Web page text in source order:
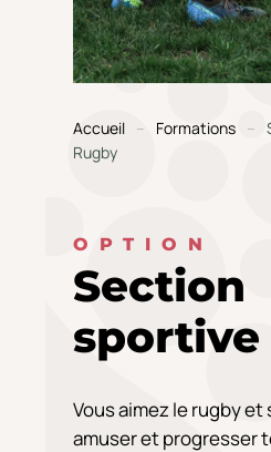
Accueil Formations
Rugby
OPTION
Section
sportive
Vous aimez le rugby
amuser et progresser